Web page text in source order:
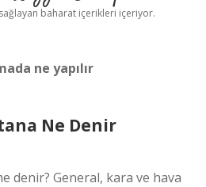
Yasal Uyarıbaharat içerikleri içeriyor.
ne yapılır
Ne Denir
denir? General, kara ve hava